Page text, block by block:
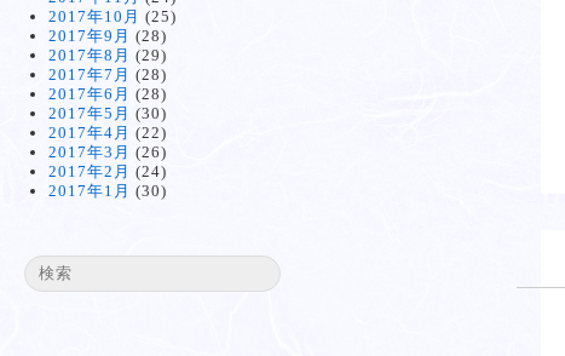
2017年10月 (25)
2017年9月 (28)
2017年8月 (29)
2017年7月 (28)
2017年6月 (28)
2017年5月 (30)
2017年4月 (22)
2017年3月 (26)
2017年2月 (24)
2017年1月 (30)